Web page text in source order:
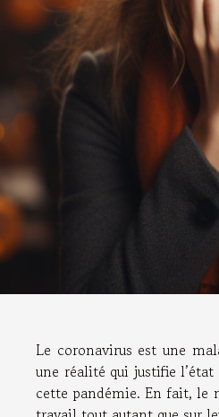
Le coronavirus est une
une réalité qui justifie l’état
cette pandémie. En fait, le